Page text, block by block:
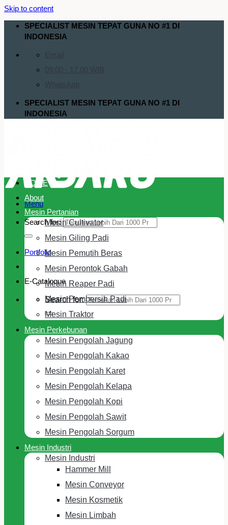
Skip to content
SPECIALIST MESIN TEPAT GUNA NO #1 DI
INDONESIA
SPECIALIST MESIN TEPAT GUNA NO #1 DI
INDONESIA
Menu
Search for:
Portfolio
E-Cataloque
Search for:
HOME
About
Mesin Pertanian
Mesin Cultivator
Mesin Giling Padi
Mesin Pemutih Beras
Mesin Perontok Gabah
Mesin Reaper Padi
Mesin Pembersih Padi
Mesin Traktor
Mesin Perkebunan
Mesin Pengolah Jagung
Mesin Pengolah Kakao
Mesin Pengolah Karet
Mesin Pengolah Kelapa
Mesin Pengolah Kopi
Mesin Pengolah Sawit
Mesin Pengolah Sorgum
Mesin Industri
Mesin Industri
Hammer Mill
Mesin Conveyor
Mesin Kosmetik
Mesin Limbah